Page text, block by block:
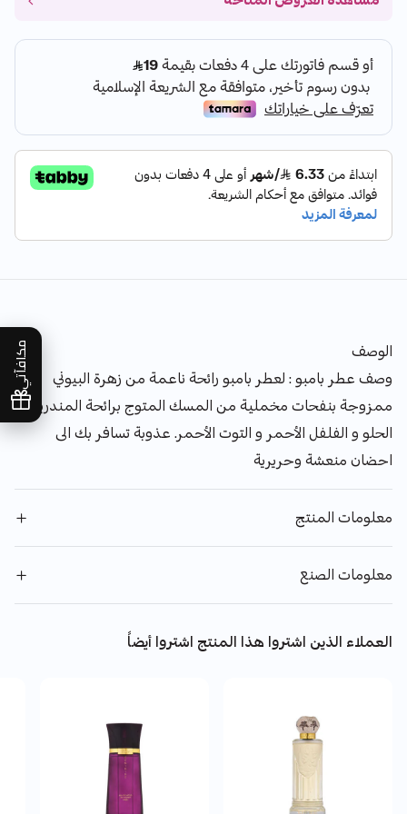
مكافآتي
الوصف
وصف عطر بامبو : لعطر بامبو رائحة ناعمة من زهرة البيوني
ممزوجة بنفحات مخملية من المسك المتوج برائحة المندرين
الحلو و الفلفل الأحمر و التوت الأحمر. عذوبة تسافر بك الى
احضان منعشة وحريرية
معلومات المنتج
معلومات الصنع
العملاء الذين اشتروا هذا المنتج اشتروا أيضاً